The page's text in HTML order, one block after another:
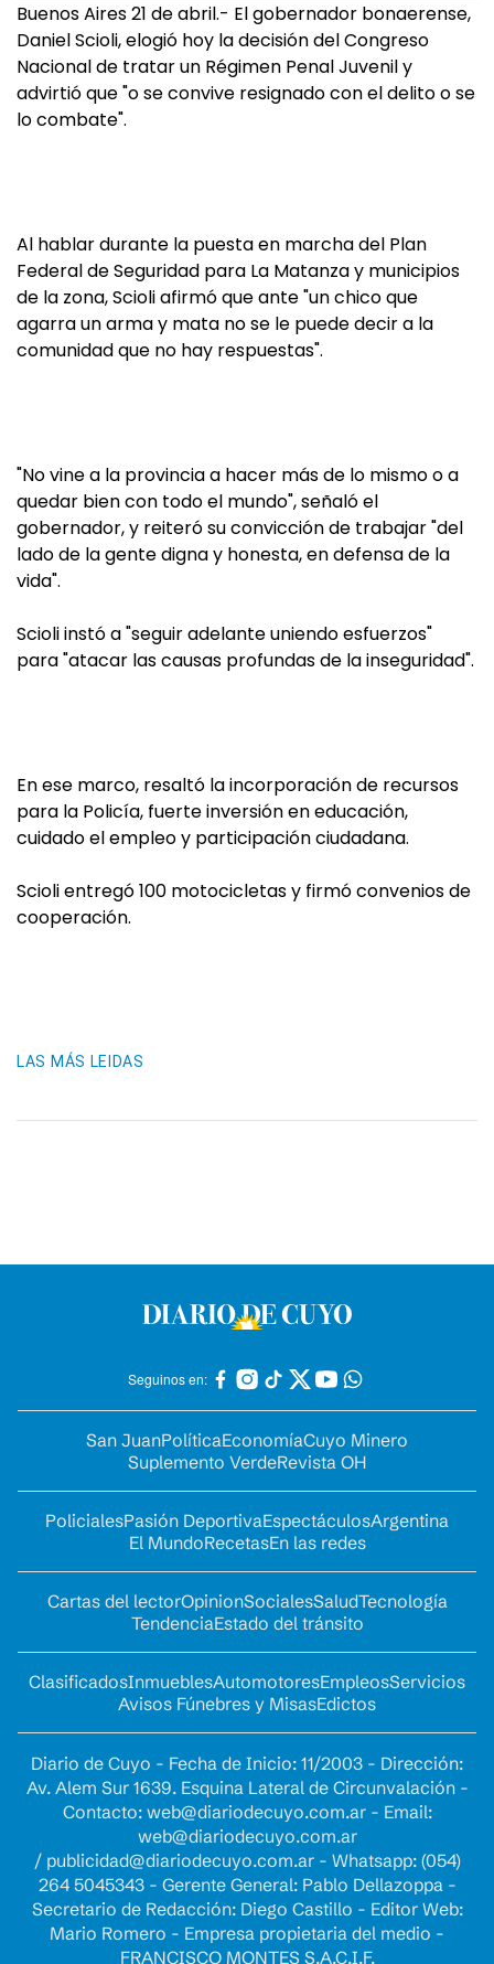
Buenos Aires 21 de abril.- El gobernador bonaerense,
Daniel Scioli, elogió hoy la decisión del Congreso
Nacional de tratar un Régimen Penal Juvenil y
advirtió que "o se convive resignado con el delito o se
lo combate".
Al hablar durante la puesta en marcha del Plan
Federal de Seguridad para La Matanza y municipios
de la zona, Scioli afirmó que ante "un chico que
agarra un arma y mata no se le puede decir a la
comunidad que no hay respuestas".
"No vine a la provincia a hacer más de lo mismo o a
quedar bien con todo el mundo", señaló el
gobernador, y reiteró su convicción de trabajar "del
lado de la gente digna y honesta, en defensa de la
vida".
Scioli instó a "seguir adelante uniendo esfuerzos"
para "atacar las causas profundas de la inseguridad".
En ese marco, resaltó la incorporación de recursos
para la Policía, fuerte inversión en educación,
cuidado el empleo y participación ciudadana.
Scioli entregó 100 motocicletas y firmó convenios de
cooperación.
LAS MÁS LEIDAS
Seguinos en:
San JuanPolíticaEconomíaCuyo Minero
Suplemento VerdeRevista OH
PolicialesPasión DeportivaEspectáculosArgentina
El MundoRecetasEn las redes
Cartas del lectorOpinionSocialesSaludTecnología
TendenciaEstado del tránsito
ClasificadosInmueblesAutomotoresEmpleosServicios
Avisos Fúnebres y MisasEdictos
Diario de Cuyo - Fecha de Inicio: 11/2003 - Dirección:
Av. Alem Sur 1639. Esquina Lateral de Circunvalación -
Contacto: web@diariodecuyo.com.ar- Email:
web@diariodecuyo.com.ar
/ publicidad@diariodecuyo.com.ar- Whatsapp: (054)
264 5045343 - Gerente General: Pablo Dellazoppa -
Secretario de Redacción: Diego Castillo - Editor Web:
Mario Romero - Empresa propietaria del medio -
FRANCISCO MONTES S.A.C.I.F.